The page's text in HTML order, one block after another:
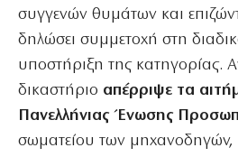
συγγενών θυμάτων και
δηλώσει συμμετοχή στη
υποστήριξη της κατηγορίας.
δικαστήριο απέρριψε τα
Πανελλήνιας Ένωσης
σωματείου των μηχανοδηγών,